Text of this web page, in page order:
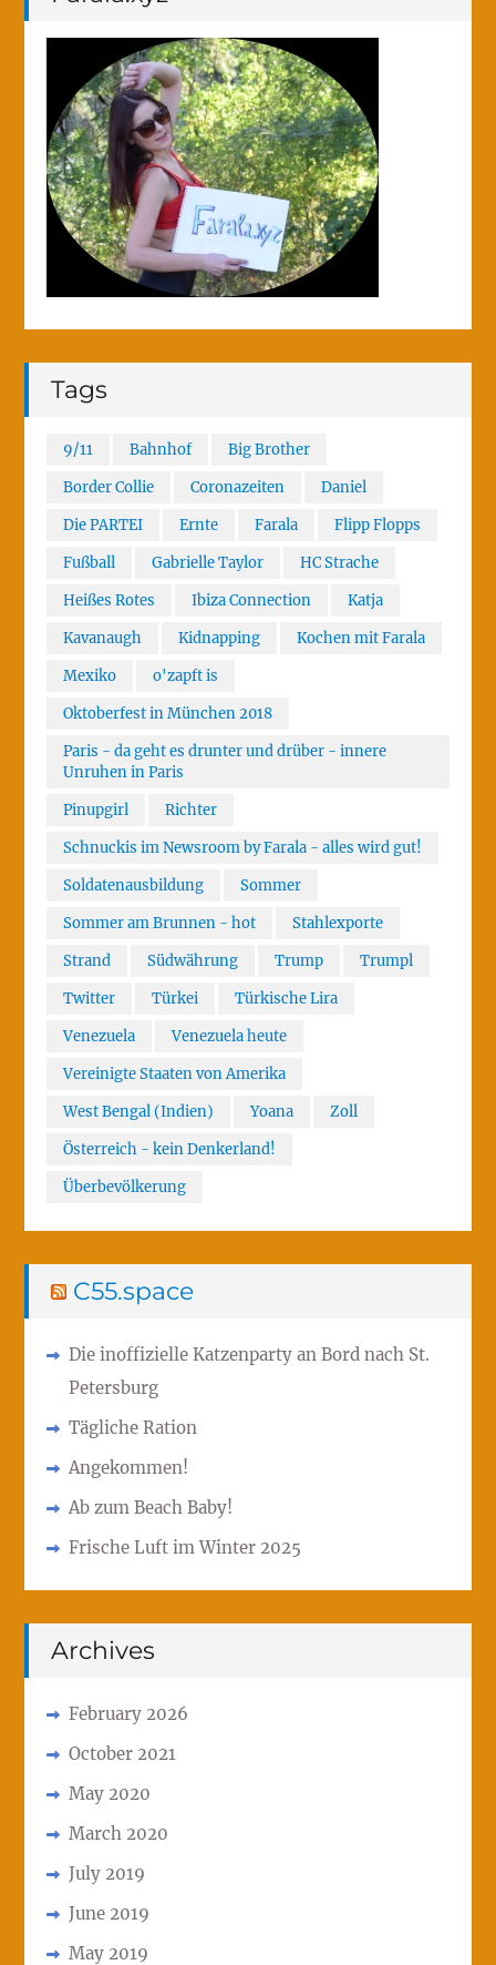
Tags
9/11 Bahnhof
Big Brother
Border Collie
Coronazeiten
Daniel
Die PARTEI
Ernte Farala
Flipp Flopps
Fußball
Gabrielle Taylor
HC Strache
Heißes Rotes
Ibiza Connection
Katja
Kavanaugh
Kidnapping
Kochen mit Farala
Mexiko
o'zapft is
Oktoberfest in München 2018
Paris - da geht es drunter und drüber - innere
Unruhen in Paris
Pinupgirl
Richter
Schnuckis im Newsroom by Farala - alles wird gut!
Soldatenausbildung
Sommer
Sommer am Brunnen - hot
Stahlexporte
Strand
Südwährung Trump
Trumpl
Twitter
Türkei
Türkische Lira
Venezuela
Venezuela heute
Vereinigte Staaten von Amerika
West Bengal (Indien)
Yoana
Zoll
Österreich - kein Denkerland!
Überbevölkerung
C55.space
Die inoffizielle Katzenparty an Bord nach St.
Petersburg
Tägliche Ration
Angekommen!
Ab zum Beach Baby!
Frische Luft im Winter 2025
Archives
February 2026
October 2021
May 2020
March 2020
July 2019
June 2019
May 2019